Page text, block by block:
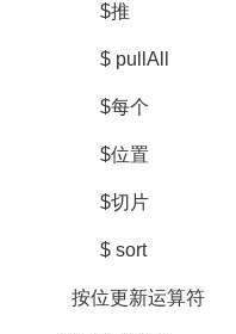
$推
$ pullAll
$每个
$位置
$切片
$ sort
按位更新运算符